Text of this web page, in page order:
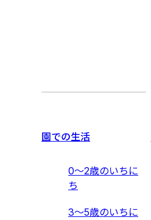
園での生活
0〜2歳のいちに
ち
3〜5歳のいちに